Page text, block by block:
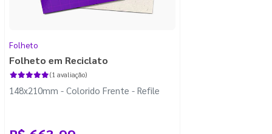
Folheto
Folheto em Reciclato
(1 avaliação)
148x210mm - Colorido Frente - Refile